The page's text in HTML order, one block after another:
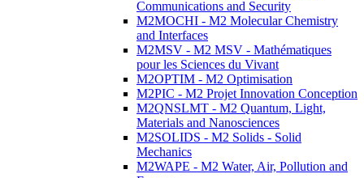
Communications and Security
M2MOCHI - M2 Molecular Chemistry
and Interfaces
M2MSV - M2 MSV - Mathématiques
pour les Sciences du Vivant
M2OPTIM - M2 Optimisation
M2PIC - M2 Projet Innovation Conception
M2QNSLMT - M2 Quantum, Light,
Materials and Nanosciences
M2SOLIDS - M2 Solids - Solid
Mechanics
M2WAPE - M2 Water, Air, Pollution and